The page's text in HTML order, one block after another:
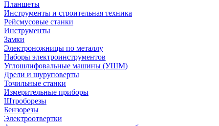
Планшеты
Инструменты и строительная техника
Рейсмусовые станки
Инструменты
Замки
Электроножницы по металлу
Наборы электроинструментов
Углошлифовальные машины (УШМ)
Дрели и шуруповерты
Точильные станки
Измерительные приборы
Штроборезы
Бензорезы
Электроотвертки